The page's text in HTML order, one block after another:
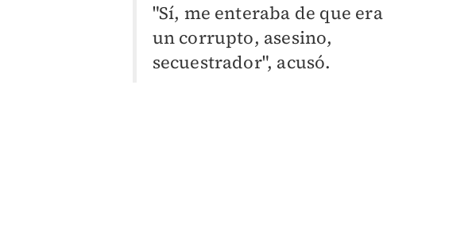
"Sí, me enteraba de que era
un corrupto, asesino,
secuestrador", acusó.